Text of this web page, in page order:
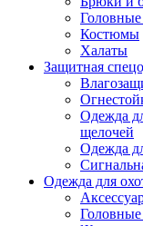
Костюмы
Халаты
Защитная
Одежда
щелочей
Одежда
Одежда для